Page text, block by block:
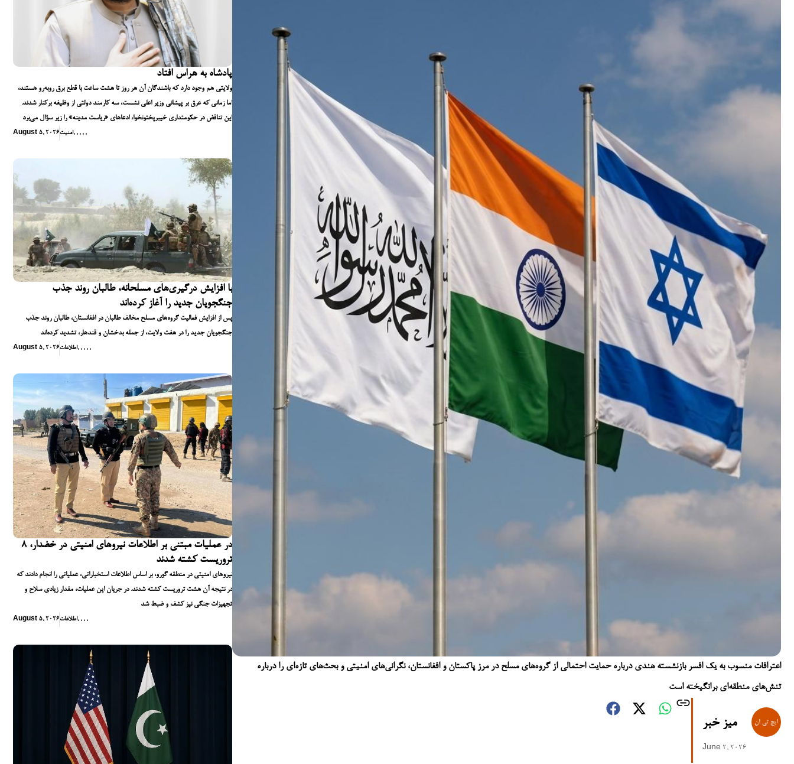
پادشاه به هراس افتاد
ولایتی هم وجود دارد که باشندگان آن هر روز تا هشت ساعت با قطع برق روبه‌رو هستند،
اما زمانی که عرق بر پیشانی وزیر اعلی نشست، سه کارمند دولتی از وظیفه برکنار شدند.
این تناقض در حکومتداری خیبرپختونخوا، ادعاهای «ریاست مدینه» را زیر سؤال می‌برد
August 5, 2026امنیت, , , , ,
با افزایش درگیری‌های مسلحانه، طالبان روند جذب
جنگجویان جدید را آغاز کرده‌اند
پس از افزایش فعالیت گروه‌های مسلح مخالف طالبان در افغانستان، طالبان روند جذب
جنگجویان جدید را در هفت ولایت، از جمله بدخشان و قندهار، تشدید کرده‌اند
August 5, 2026اطلاعات, , , , ,
در عملیات مبتنی بر اطلاعات نیروهای امنیتی در خضدار، ۸
تروریست کشته شدند
نیروهای امنیتی در منطقه گورو، بر اساس اطلاعات استخباراتی، عملیاتی را انجام دادند که
در نتیجه آن هشت تروریست کشته شدند. در جریان این عملیات، مقدار زیادی سلاح و
تجهیزات جنگی نیز کشف و ضبط شد
August 5, 2026اطلاعات, , , ,
اعترافات منسوب به یک افسر بازنشسته هندی درباره حمایت احتمالی از گروه‌های مسلح در مرز پاکستان و افغانستان، نگرانی‌های امنیتی و بحث‌های تازه‌ای را درباره
تنش‌های منطقه‌ای برانگیخته است
میز خبر
June 2, 2026